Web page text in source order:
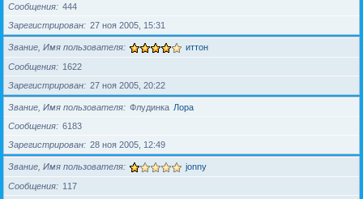
Сообщения
444
Зарегистрирован
27 ноя 2005, 15:31
Звание, Имя пользователя иттон
Сообщения
1622
Зарегистрирован
27 ноя 2005, 20:22
Звание, Имя пользователя Флудинка Лора
Сообщения
6183
Зарегистрирован
28 ноя 2005, 12:49
Звание, Имя пользователя jonny
Сообщения
117